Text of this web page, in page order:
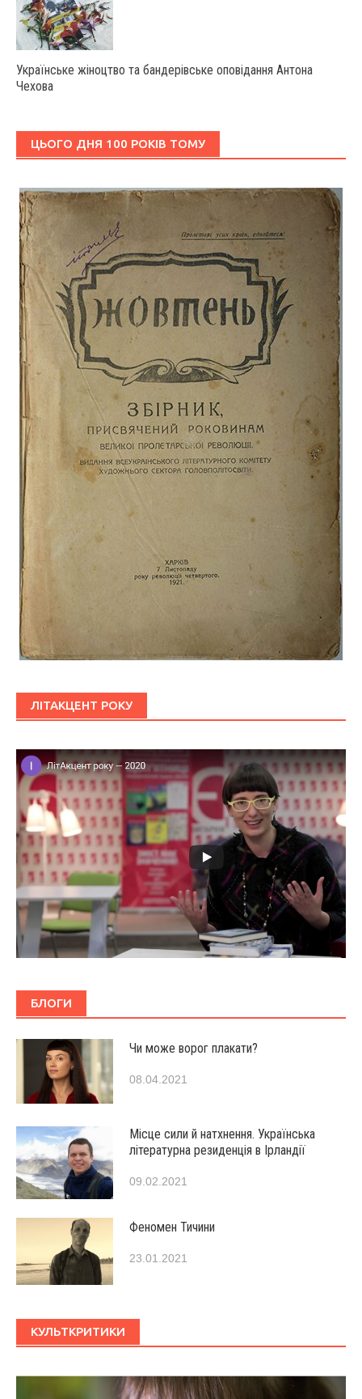
Українське жіноцтво та бандерівське оповідання Антона
Чехова
ЦЬОГО ДНЯ 100 РОКІВ ТОМУ
ЛІТАКЦЕНТ РОКУ
БЛОГИ
Чи може ворог плакати?
08.04.2021
Місце сили й натхнення. Українська
літературна резиденція в Ірландії
09.02.2021
Феномен Тичини
23.01.2021
КУЛЬТКРИТИКИ